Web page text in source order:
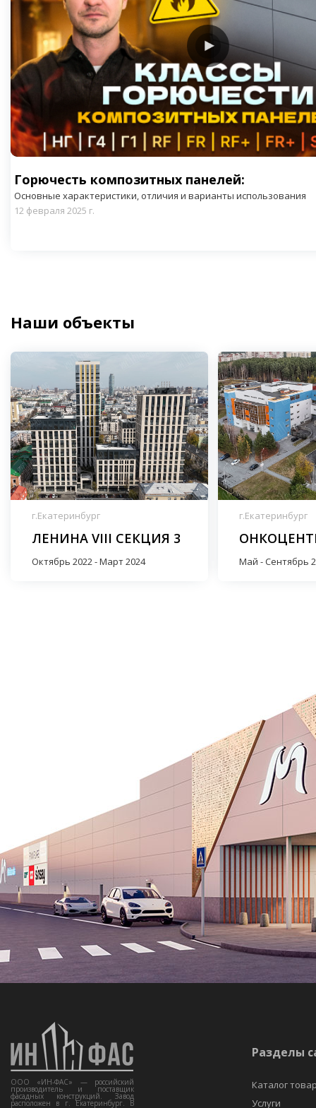
Горючесть композитных панелей:
Основные характеристики, отличия и варианты использования
12 февраля 2025 г.
Наши объекты
г.Екатеринбург
ЛЕНИНА VIII СЕКЦИЯ 3
Октябрь 2022 - Март 2024
г.Екатеринбург
Май - Сентябрь
ООО «ИН-ФАС» — российский
производитель и поставщик
фасадных конструкций. Завод
расположен в г. Екатеринбург. В
Разделы
Каталог
Услуги